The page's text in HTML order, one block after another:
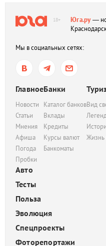
18+ Юга.ру—
Мы в социальных сетях:
Главное
Новости
Статьи
Мнения
Афиша
Погода
Пробки
Банки
Каталог банков
Вклады
Кредиты
Курсы валют
Банкоматы
Вид
Жизнь
Авто
Тесты
Польза
Эволюция
Спецпроекты
Фоторепортажи